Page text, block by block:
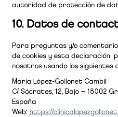
autoridad de protección de
10. Datos de
Para preguntas y/o
de cookies y esta declaración,
nosotros usando los
María López-Gollonet Cambil
C/ Sócrates, 12, Bajo – 18002
España
Web: https://